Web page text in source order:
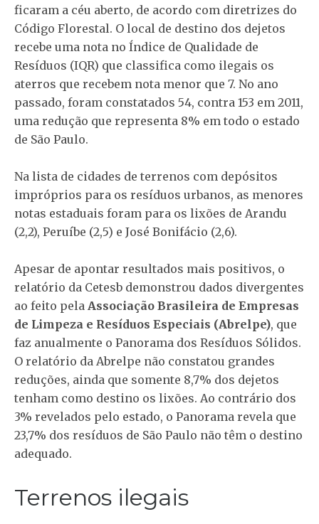
ficaram a céu aberto, de acordo com diretrizes do
Código Florestal. O local de destino dos dejetos
recebe uma nota no Índice de Qualidade de
Resíduos (IQR) que classifica como ilegais os
aterros que recebem nota menor que 7. No ano
passado, foram constatados 54, contra 153 em 2011,
uma redução que representa 8% em todo o estado
de São Paulo.
Na lista de cidades de terrenos com depósitos
impróprios para os resíduos urbanos, as menores
notas estaduais foram para os lixões de Arandu
(2,2), Peruíbe (2,5) e José Bonifácio (2,6).
Apesar de apontar resultados mais positivos, o
relatório da Cetesb demonstrou dados divergentes
ao feito pela Associação Brasileira de Empresas
de Limpeza e Resíduos Especiais (Abrelpe), que
faz anualmente o Panorama dos Resíduos Sólidos.
O relatório da Abrelpe não constatou grandes
reduções, ainda que somente 8,7% dos dejetos
tenham como destino os lixões. Ao contrário dos
3% revelados pelo estado, o Panorama revela que
23,7% dos resíduos de São Paulo não têm o destino
adequado.
Terrenos ilegais